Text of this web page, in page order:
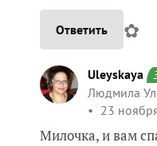
Ответить ✿
Uleyskaya
Людмила
23
Милочка, и вам